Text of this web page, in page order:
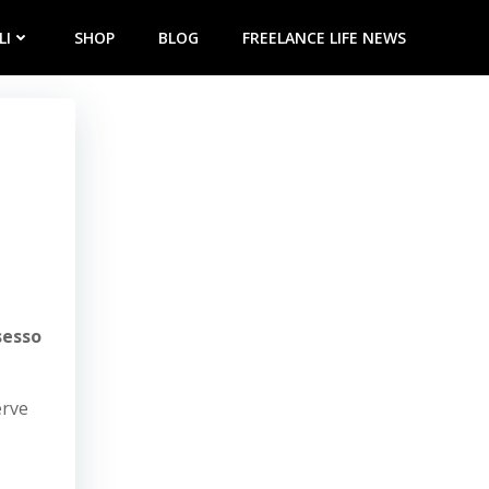
SHOP BLOG FREELANCE LIFE NEWS